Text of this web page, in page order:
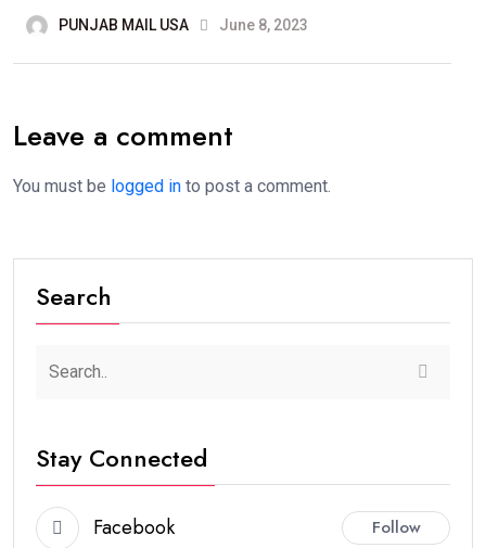
PUNJAB MAIL USA June 8, 2023
Leave a comment
You must be logged in to post a comment.
Search
Stay Connected
Facebook Follow